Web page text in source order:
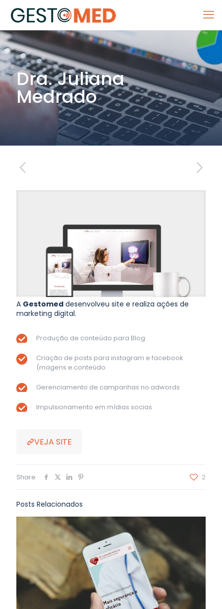
Dra. Juliana
Medrado
A Gestomed desenvolveu site e realiza ações de
marketing digital.
Produção de conteúdo para Blog
Criação de posts para instagram e facebook
(magens e conteúdo
Gerenciamento de campanhas no adwords
Impulsionamento em mídias socias
VEJA SITE
Share 2
Posts Relacionados